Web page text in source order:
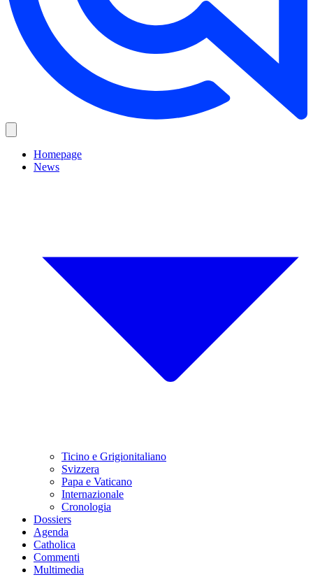
Homepage
News
Ticino e Grigionitaliano
Svizzera
Papa e Vaticano
Internazionale
Cronologia
Dossiers
Agenda
Catholica
Commenti
Multimedia